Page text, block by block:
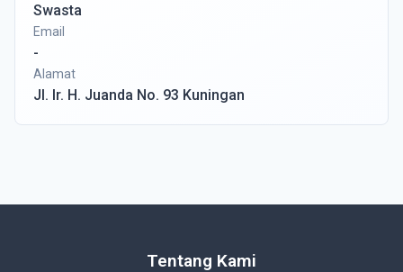
Swasta
Email
-
Alamat
Jl. Ir. H. Juanda No. 93 Kuningan
Tentang Kami